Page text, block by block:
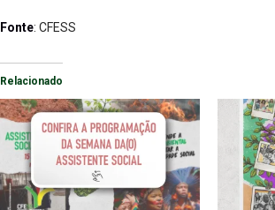
Fonte: CFESS
Relacionado